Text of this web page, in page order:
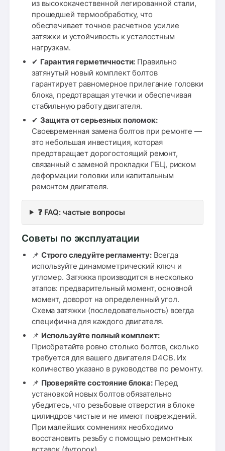
из высококачественной легированной стали,
прошедшей термообработку, что
обеспечивает точное расчетное усилие
затяжки и устойчивость к усталостным
нагрузкам.
✔ Гарантия герметичности: Правильно
затянутый новый комплект болтов
гарантирует равномерное прилегание головки
блока, предотвращая утечки и обеспечивая
стабильную работу двигателя.
✔ Защита от серьезных поломок:
Своевременная замена болтов при ремонте —
это небольшая инвестиция, которая
предотвращает дорогостоящий ремонт,
связанный с заменой прокладки ГБЦ, риском
деформации головки или капитальным
ремонтом двигателя.
❓ FAQ: частые вопросы
Советы по эксплуатации
📌 Строго следуйте регламенту:Всегда
используйте динамометрический ключ и
угломер. Затяжка производится в несколько
этапов: предварительный момент, основной
момент, доворот на определенный угол.
Схема затяжки (последовательность) всегда
специфична для каждого двигателя.
📌 Используйте полный комплект:
Приобретайте ровно столько болтов, сколько
требуется для вашего двигателя D4CB. Их
количество указано в руководстве по ремонту.
📌 Проверяйте состояние блока:Перед
установкой новых болтов обязательно
убедитесь, что резьбовые отверстия в блоке
цилиндров чистые и не имеют повреждений.
При малейших сомнениях необходимо
восстановить резьбу с помощью ремонтных